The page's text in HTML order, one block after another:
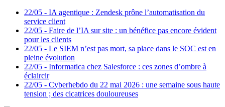
22/05 - IA agentique : Zendesk prône l’automatisation du
service client
22/05 - Faire de l’IA sur site : un bénéfice pas encore évident
pour les clients
22/05 - Le SIEM n’est pas mort, sa place dans le SOC est en
pleine évolution
22/05 - Informatica chez Salesforce : ces zones d’ombre à
éclaircir
22/05 - Cyberhebdo du 22 mai 2026 : une semaine sous haute
tension ; des cicatrices douloureuses